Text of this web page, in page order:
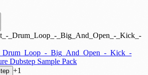
_Big_And_Open_-_Kick_-
Dubstep Sample Pack
+1